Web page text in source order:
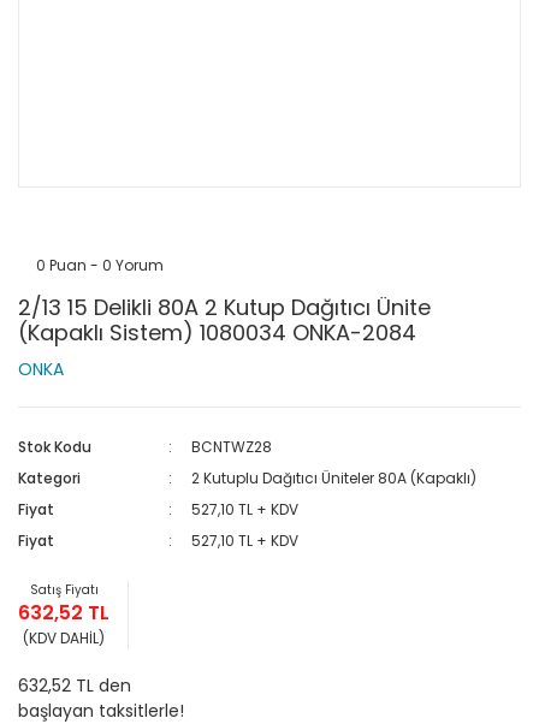
0 Puan - 0 Yorum
2/13 15 Delikli 80A 2 Kutup Dağıtıcı Ünite
(Kapaklı Sistem) 1080034 ONKA-2084
ONKA
Stok Kodu
BCNTWZ28
Kategori
2 Kutuplu Dağıtıcı Üniteler 80A (Kapaklı)
Fiyat
527,10 TL + KDV
Fiyat
527,10 TL + KDV
Satış Fiyatı
632,52 TL
(KDV DAHİL)
632,52 TL den
başlayan taksitlerle!